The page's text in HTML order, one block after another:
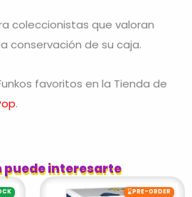
coleccionistas que valoran
conservación de su caja.
favoritos en la Tienda de
.
puede interesarte
⌛PRE-ORDER